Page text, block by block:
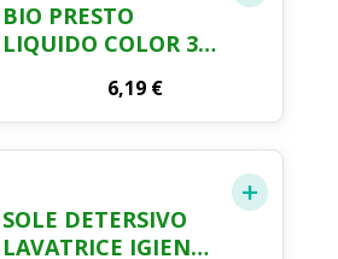
BIO PRESTO
LIQUIDO COLOR 35
6,19 €
SOLE DETERSIVO
LAVATRICE IGIENE